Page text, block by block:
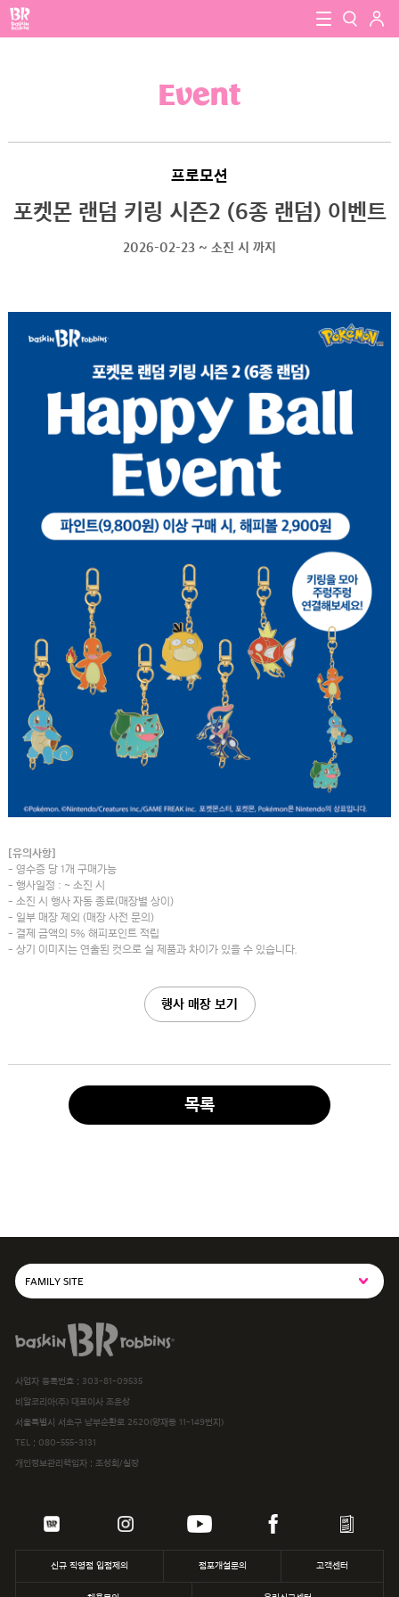
baskin robbins 검색
로그
close
Event
프로모션
포켓몬 랜덤 키링 시즌2 (6종 랜덤) 이벤트
2026-02-23 ~ 소진 시 까지
[유의사항]
- 영수증 당 1개 구매가능
- 행사일정 : ~ 소진 시
- 소진 시 행사 자동 종료(매장별 상이)
- 일부 매장 제외 (매장 사전 문의)
- 결제 금액의 5% 해피포인트 적립
- 상기 이미지는 연출된 컷으로 실 제품과 차이가 있을 수 있습니다.
행사 매장 보기
목록
FAMILY SITE
SPC MAGAZINE
해피포인트카드
파스쿠찌
삼립
던킨
baskiN robbiNs
사업자 등록번호 : 303-81-09535
비알코리아(주) 대표이사 조윤상
서울특별시 서초구 남부순환로 2620(양재동 11-149번지)
TEL : 080-555-3131
개인정보관리책임자 : 조성희/실장
신규 직영점 입점제의 점포개설문의 고객센터